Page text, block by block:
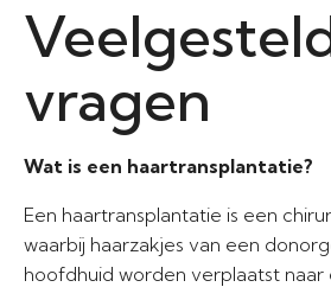
vragen
Wat is een haartransplantatie?
Een haartransplantatie is een
waarbij haarzakjes van een
hoofdhuid worden verplaatst naar